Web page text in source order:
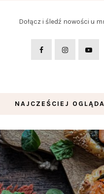
Dołącz i śledź nowości u
NAJCZEŚCIEJ